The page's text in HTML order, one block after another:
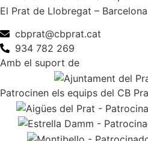
El Prat de Llobregat – Barcelona
cbprat@cbprat.cat
934 782 269
Amb el suport de
Patrocinen els equips del CB